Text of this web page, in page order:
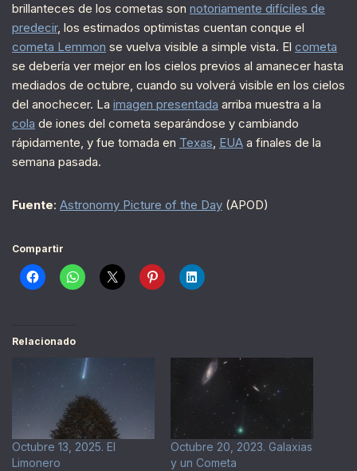
brillanteces de los cometas son notoriamente difíciles de
predecir, los estimados optimistas cuentan conque el
cometa Lemmon se vuelva visible a simple vista. El cometa
se debería ver mejor en los cielos previos al amanecer hasta
mediados de octubre, cuando su volverá visible en los cielos
del anochecer. La imagen presentada arriba muestra a la
cola de iones del cometa separándose y cambiando
rápidamente, y fue tomada en Texas, EUA a finales de la
semana pasada.
Fuente: Astronomy Picture of the Day (APOD)
Compartir
Relacionado
Octubre 13, 2025. El
Limonero
Octubre 20, 2023. Galaxias
y un Cometa